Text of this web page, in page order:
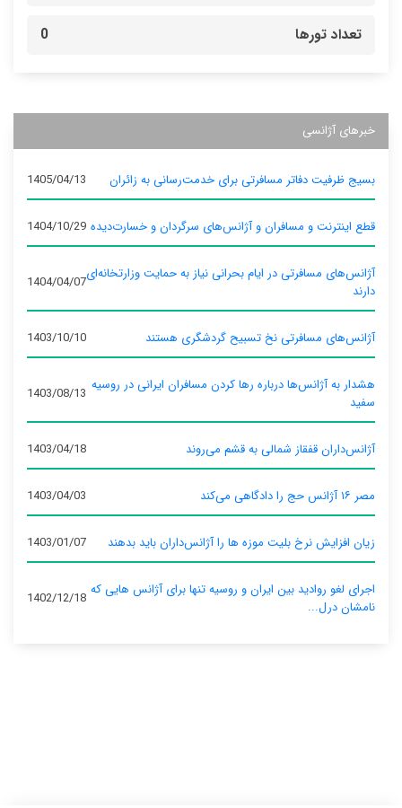
تعداد تورها 0
خبرهای آژانسی
بسیج ظرفیت دفاتر مسافرتی برای خدمت‌رسانی به زائران 1405/04/13
قطع اینترنت و مسافران و آژانس‌های سرگردان و خسارت‌دیده 1404/10/29
آژانس‌های مسافرتی در ایام بحرانی نیاز به حمایت وزارتخانه‌ای
دارند
1404/04/07
آژانس‌های مسافرتی نخ تسبیح گردشگری هستند 1403/10/10
هشدار به آژانس‌ها درباره رها کردن مسافران ایرانی در روسیه
سفید
1403/08/13
آژانس‌داران قفقاز شمالی به قشم می‌روند 1403/04/18
مصر ۱۶ آژانس حج را دادگاهی می‌کند 1403/04/03
زیان افزایش نرخ بلیت موزه ها را آژانس‌داران باید بدهند 1403/01/07
اجرای لغو روادید بین ایران و روسیه تنها برای آژانس‌ هایی که
نامشان درل...
1402/12/18